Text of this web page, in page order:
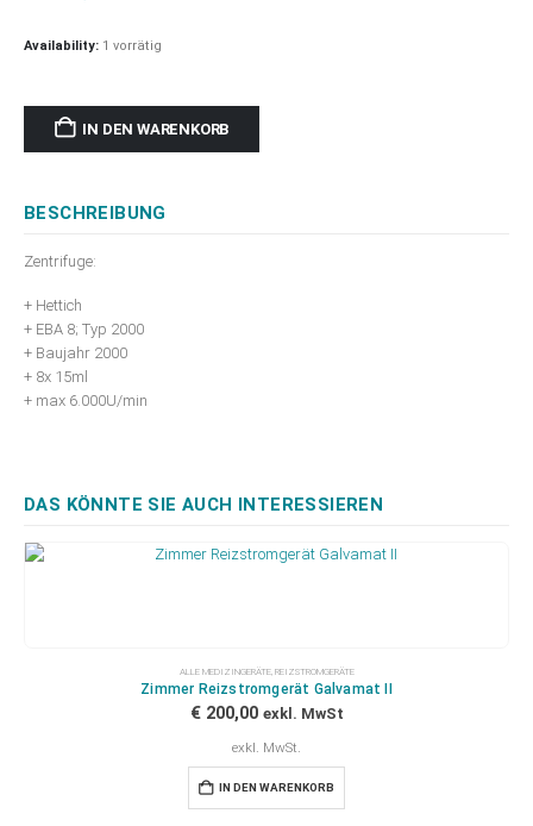
Availability: 1 vorrätig
IN DEN WARENKORB
BESCHREIBUNG
Zentrifuge:
+ Hettich
+ EBA 8; Typ 2000
+ Baujahr 2000
+ 8x 15ml
+ max 6.000U/min
DAS KÖNNTE SIE AUCH INTERESSIEREN
ALLE MEDIZINGERÄTE, REIZSTROMGERÄTE
Zimmer Reizstromgerät Galvamat II
€200,00 exkl. MwSt
exkl. MwSt.
IN DEN WARENKORB